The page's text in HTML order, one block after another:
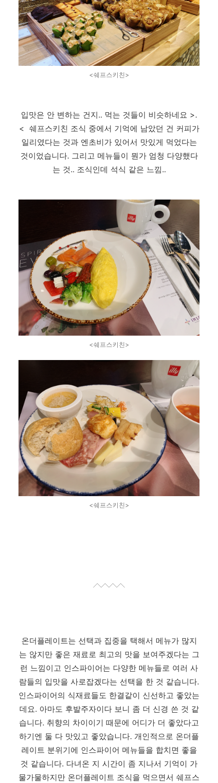
<쉐프스키친>
입맛은 안 변하는 건지.. 먹는 것들이 비슷하네요 >.
< 쉐프스키친 조식 중에서 기억에 남았던 건 커피가
일리였다는 것과 엔초비가 있어서 맛있게 먹었다는
것이었습니다. 그리고 메뉴들이 뭔가 엄청 다양했다
는 것.. 조식인데 석식 같은 느낌..
<쉐프스키친>
<쉐프스키친>
온더플레이트는 선택과 집중을 택해서 메뉴가 많지
는 않지만 좋은 재료로 최고의 맛을 보여주겠다는 그
런 느낌이고 인스파이어는 다양한 메뉴들로 여러 사
람들의 입맛을 사로잡겠다는 선택을 한 것 같습니다.
인스파이어의 식재료들도 한결같이 신선하고 좋았는
데요. 아마도 후발주자이다 보니 좀 더 신경 쓴 것 같
습니다. 취향의 차이이기 때문에 어디가 더 좋았다고
하기엔 둘 다 맛있고 좋았습니다. 개인적으로 온더플
레이트 분위기에 인스파이어 메뉴들을 합치면 좋을
것 같습니다. 다녀온 지 시간이 좀 지나서 기억이 가
물가물하지만 온더플레이트 조식을 먹으면서 쉐프스